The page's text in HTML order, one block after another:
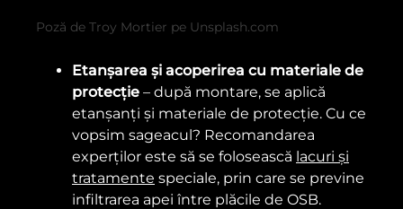
Poză de Troy Mortier pe Unsplash.com
Etanșarea și acoperirea cu materiale de
protecție – după montare, se aplică
etanșanți și materiale de protecție. Cu ce
vopsim sageacul? Recomandarea
experților este să se folosească lacuri și
tratamente speciale, prin care se previne
infiltrarea apei între plăcile de OSB.